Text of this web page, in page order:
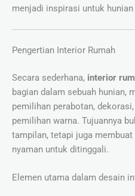
menjadi inspirasi untuk hunian
Pengertian Interior Rumah
Secara sederhana, interior
bagian dalam sebuah hunian,
pemilihan perabotan,
pemilihan warna. Tujuannya
tampilan, tetapi juga
nyaman untuk ditinggali.
Elemen utama dalam desain